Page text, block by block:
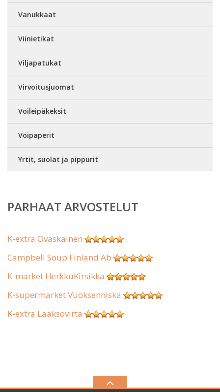
Vanukkaat
Viinietikat
Viljapatukat
Virvoitusjuomat
Voileipäkeksit
Voipaperit
Yrtit, suolat ja pippurit
PARHAAT ARVOSTELUT
K-extra Ovaskainen
Campbell Soup Finland Ab
K-market HerkkuKirsikka
K-supermarket Vuoksenniska
K-extra Laaksovirta